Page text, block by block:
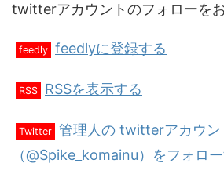
twitterアカウントのフォローをお
feedly feedlyに登録する
RSS RSSを表示する
Twitter 管理人の twitterアカウン
（@Spike_komainu）をフォロ